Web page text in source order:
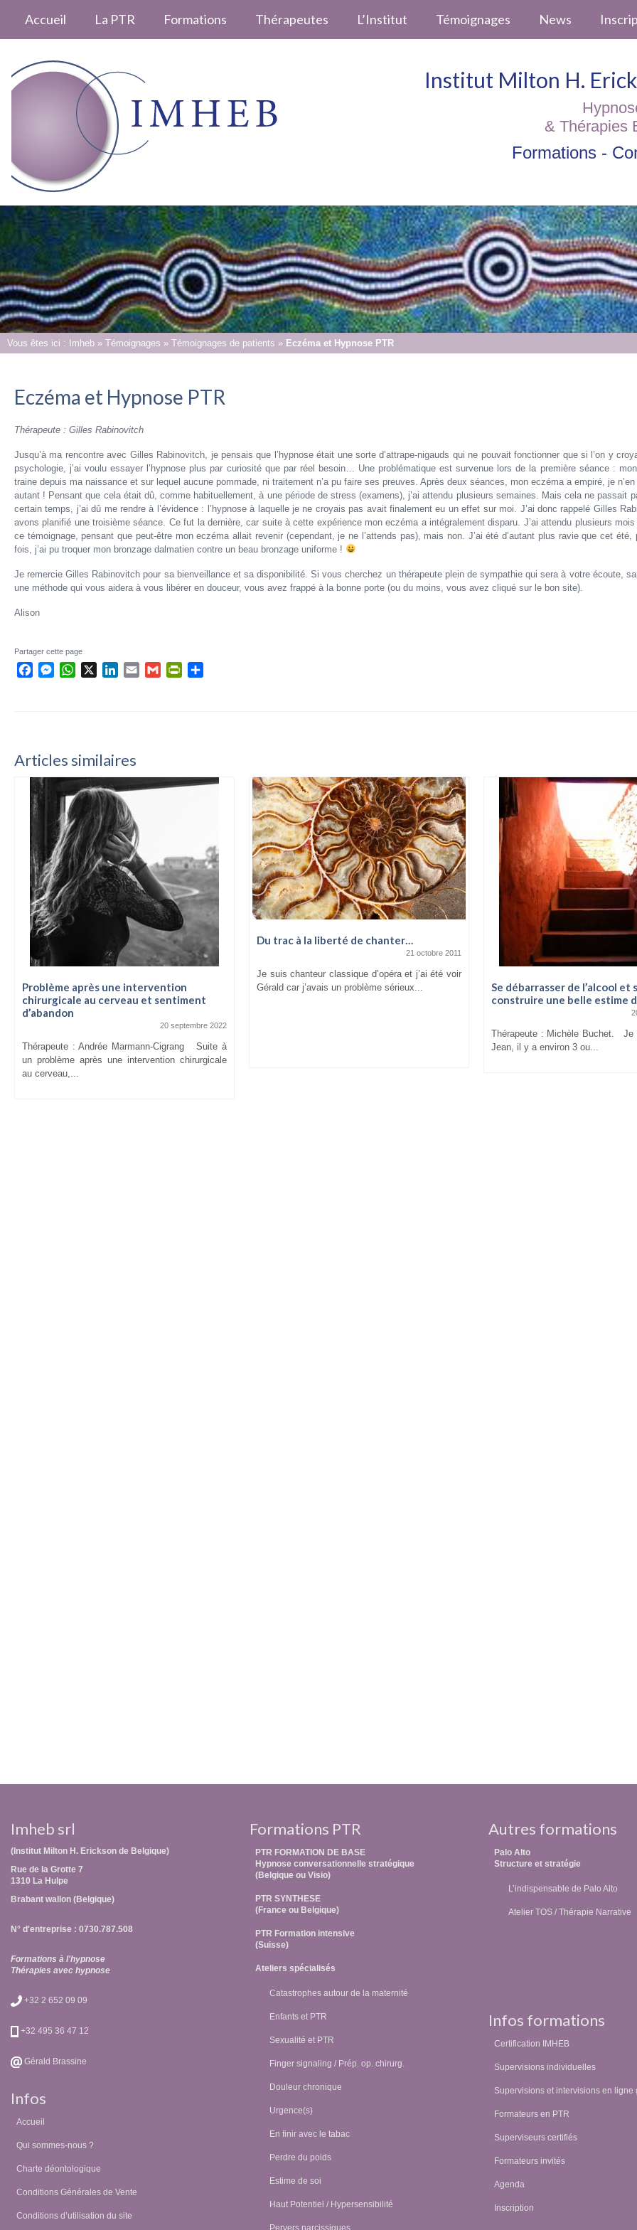
Accueil La PTR Formations Thérapeutes L’Institut Témoignages News
Institut Milton H.
& Thérapies
Formations -
Vous êtes ici : Imheb » Témoignages » Témoignages de patients » Eczéma et Hypnose PTR
Eczéma et Hypnose PTR
Thérapeute : Gilles Rabinovitch
Jusqu’à ma rencontre avec Gilles Rabinovitch, je pensais que l’hypnose était une sorte d’attrape-nigauds qui ne pouvait fonctionner que si l’on y
psychologie, j’ai voulu essayer l’hypnose plus par curiosité que par réel besoin… Une problématique est survenue lors de la première séance :
traine depuis ma naissance et sur lequel aucune pommade, ni traitement n’a pu faire ses preuves. Après deux séances, mon eczéma a empiré, je
autant ! Pensant que cela était dû, comme habituellement, à une période de stress (examens), j’ai attendu plusieurs semaines. Mais cela ne passait
certain temps, j’ai dû me rendre à l’évidence : l’hypnose à laquelle je ne croyais pas avait finalement eu un effet sur moi. J’ai donc rappelé Gilles
avons planifié une troisième séance. Ce fut la dernière, car suite à cette expérience mon eczéma a intégralement disparu. J’ai attendu plusieurs
ce témoignage, pensant que peut-être mon eczéma allait revenir (cependant, je ne l’attends pas), mais non. J’ai été d’autant plus ravie que cet été,
fois, j’ai pu troquer mon bronzage dalmatien contre un beau bronzage uniforme !
Je remercie Gilles Rabinovitch pour sa bienveillance et sa disponibilité. Si vous cherchez un thérapeute plein de sympathie qui sera à votre écoute,
une méthode qui vous aidera à vous libérer en douceur, vous avez frappé à la bonne porte (ou du moins, vous avez cliqué sur le bon site).
Alison
Partager cette page
FacebookMessenger
WhatsAppLinkedIn
Email Gmail PrintFriendly
Articles similaires
Problème après une intervention
chirurgicale au cerveau et sentiment
d’abandon
20 septembre 2022
Thérapeute : Andrée Marmann-Cigrang Suite à
un problème après une intervention chirurgicale
au cerveau,...
Du trac à la liberté de chanter…
21 octobre 2011
Je suis chanteur classique d’opéra et j’ai été voir
Gérald car j’avais un problème sérieux...
Se débarrasser de l’alcool et
construire une belle estime
Thérapeute : Michèle Buchet. Je
Jean, il y a environ 3 ou...
Imheb srl
(Institut Milton H. Erickson de Belgique)
Rue de la Grotte 7
1310 La Hulpe
Brabant wallon (Belgique)
N° d'entreprise : 0730.787.508
Formations à l'hypnose
Thérapies avec hypnose
+32 2 652 09 09
+32 495 36 47 12
Gérald Brassine
Infos
Accueil
Qui sommes-nous ?
Charte déontologique
Conditions Générales de Vente
Conditions d’utilisation du site
Formations PTR
PTR FORMATION DE BASE
Hypnose conversationnelle stratégique
(Belgique ou Visio)
PTR SYNTHESE
(France ou Belgique)
PTR Formation intensive
(Suisse)
Ateliers spécialisés
Catastrophes autour de la maternité
Enfants et PTR
Sexualité et PTR
Finger signaling / Prép. op. chirurg.
Douleur chronique
Urgence(s)
En finir avec le tabac
Perdre du poids
Estime de soi
Haut Potentiel / Hypersensibilité
Pervers narcissiques
Autres formations
Palo Alto
Structure et stratégie
L’indispensable de Palo Alto
Atelier TOS / Thérapie Narrative
Infos formations
Certification IMHEB
Supervisions individuelles
Supervisions et intervisions en ligne
Formateurs en PTR
Superviseurs certifiés
Formateurs invités
Agenda
Inscription